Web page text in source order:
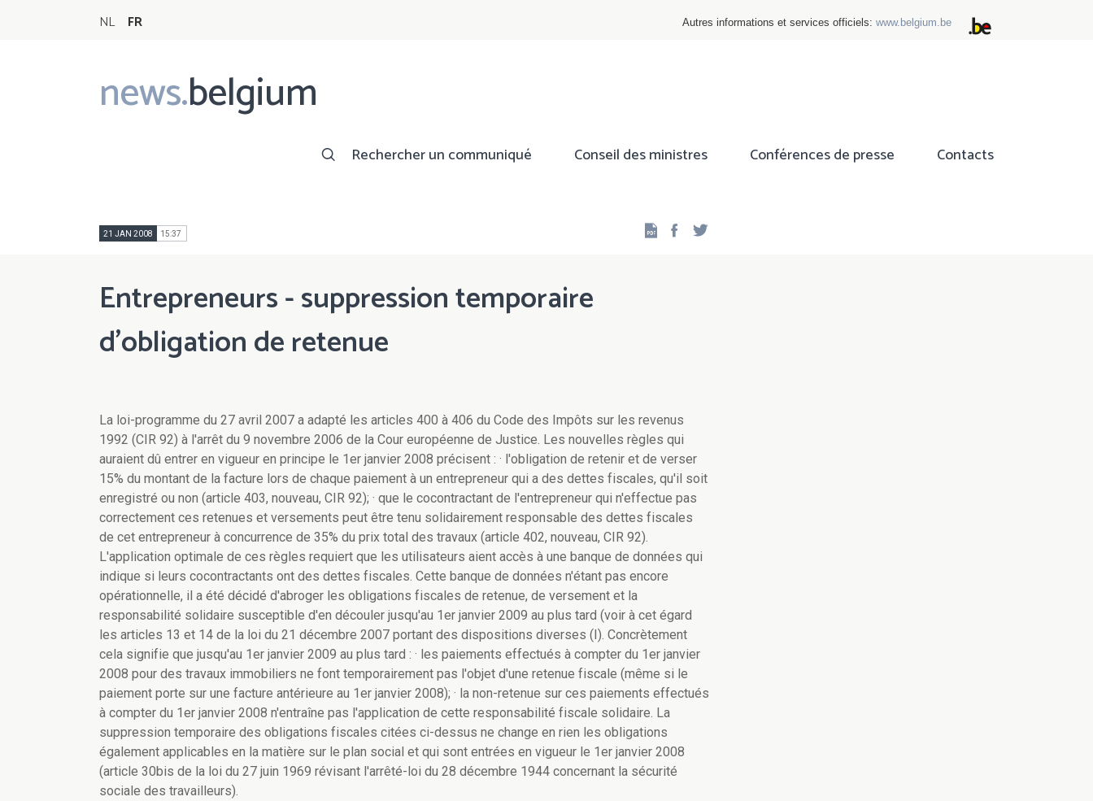
NL FR Autres informations et services officiels: www.belgium.be
news.belgium
Main
navigation
Rechercher un communiqué Conseil des ministres Conférences de presse Contacts
21 JAN 2008 15:37 Facebook
Entrepreneurs - suppression temporaire
d'obligation de retenue
La loi-programme du 27 avril 2007 a adapté les articles 400 à 406 du Code des Impôts sur les revenus
1992 (CIR 92) à l'arrêt du 9 novembre 2006 de la Cour européenne de Justice. Les nouvelles règles qui
auraient dû entrer en vigueur en principe le 1er janvier 2008 précisent : · l'obligation de retenir et de verser
15% du montant de la facture lors de chaque paiement à un entrepreneur qui a des dettes fiscales, qu'il soit
enregistré ou non (article 403, nouveau, CIR 92); · que le cocontractant de l'entrepreneur qui n'effectue pas
correctement ces retenues et versements peut être tenu solidairement responsable des dettes fiscales
de cet entrepreneur à concurrence de 35% du prix total des travaux (article 402, nouveau, CIR 92).
L'application optimale de ces règles requiert que les utilisateurs aient accès à une banque de données qui
indique si leurs cocontractants ont des dettes fiscales. Cette banque de données n'étant pas encore
opérationnelle, il a été décidé d'abroger les obligations fiscales de retenue, de versement et la
responsabilité solidaire susceptible d'en découler jusqu'au 1er janvier 2009 au plus tard (voir à cet égard
les articles 13 et 14 de la loi du 21 décembre 2007 portant des dispositions diverses (I). Concrètement
cela signifie que jusqu'au 1er janvier 2009 au plus tard : · les paiements effectués à compter du 1er janvier
2008 pour des travaux immobiliers ne font temporairement pas l'objet d'une retenue fiscale (même si le
paiement porte sur une facture antérieure au 1er janvier 2008); · la non-retenue sur ces paiements effectués
à compter du 1er janvier 2008 n'entraîne pas l'application de cette responsabilité fiscale solidaire. La
suppression temporaire des obligations fiscales citées ci-dessus ne change en rien les obligations
également applicables en la matière sur le plan social et qui sont entrées en vigueur le 1er janvier 2008
(article 30bis de la loi du 27 juin 1969 révisant l'arrêté-loi du 28 décembre 1944 concernant la sécurité
sociale des travailleurs).